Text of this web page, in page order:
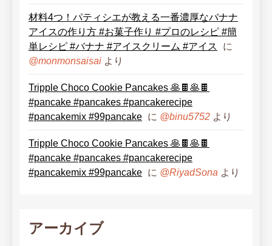
材料4つ！パティシエが教える一番濃厚なバナナ
アイスの作り方 #お菓子作り #プロのレシピ #簡
単レシピ #バナナ #アイスクリーム #アイス
に
@monmonsaisai より
Tripple Choco Cookie Pancakes 🥞🍫🥞🍫
#pancake #pancakes #pancakerecipe
#pancakemix #99pancake に @binu5752 より
Tripple Choco Cookie Pancakes 🥞🍫🥞🍫
#pancake #pancakes #pancakerecipe
#pancakemix #99pancake に @RiyadSona より
アーカイブ